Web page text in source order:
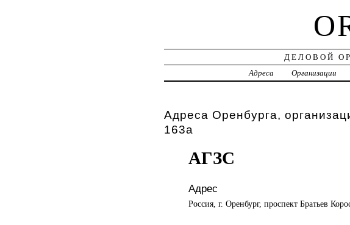
ДЕЛОВОЙ
Адреса
Организации
Адреса Оренбурга,
163а
АГЗС
Адрес
Россия, г. Оренбург, проспект Братьев